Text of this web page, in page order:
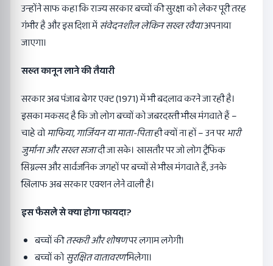
उन्होंने साफ कहा कि राज्य सरकार बच्चों की सुरक्षा को लेकर पूरी तरह
गंभीर है और इस दिशा मेंसंवेदनशील लेकिन सख्त रवैयाअपनाया
जाएगा।
सख्त कानून लाने की तैयारी
सरकार अब पंजाब बेगर एक्ट (1971) में भी बदलाव करने जा रही है।
इसका मकसद है कि जो लोग बच्चों को जबरदस्ती भीख मंगवाते हैं –
चाहे वोमाफिया,गार्जियन या माता-पिताही क्यों ना हों – उन परभारी
जुर्माना और सख्त सजादी जा सके। खासतौर पर जो लोग ट्रैफिक
सिग्नल्स और सार्वजनिक जगहों पर बच्चों से भीख मंगवाते हैं, उनके
खिलाफ अब सरकार एक्शन लेने वाली है।
इस फैसले से क्या होगा फायदा?
बच्चों कीतस्करी और शोषणपर लगाम लगेगी।
बच्चों कोसुरक्षित वातावरणमिलेगा।